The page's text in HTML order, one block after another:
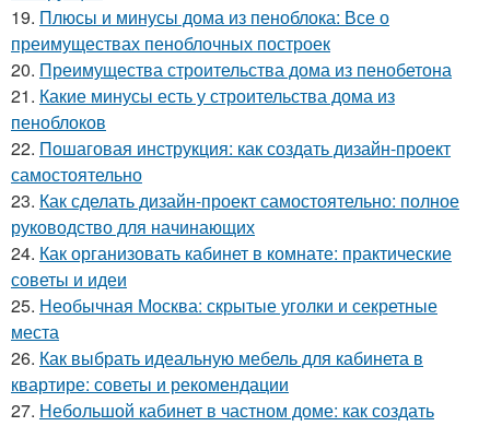
19. Плюсы и минусы дома из пеноблока: Все о
преимуществах пеноблочных построек
20. Преимущества строительства дома из пенобетона
21. Какие минусы есть у строительства дома из
пеноблоков
22. Пошаговая инструкция: как создать дизайн-проект
самостоятельно
23. Как сделать дизайн-проект самостоятельно: полное
руководство для начинающих
24. Как организовать кабинет в комнате: практические
советы и идеи
25. Необычная Москва: скрытые уголки и секретные
места
26. Как выбрать идеальную мебель для кабинета в
квартире: советы и рекомендации
27. Небольшой кабинет в частном доме: как создать